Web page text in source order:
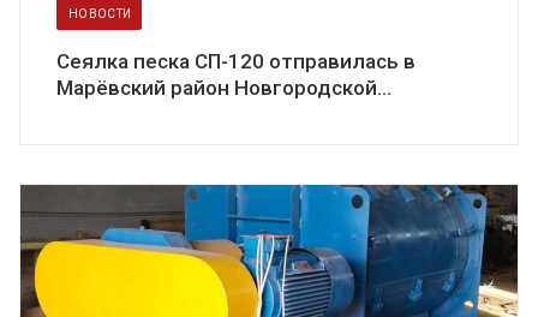
НОВОСТИ
Сеялка песка СП-120 отправилась в
Марёвский район Новгородской...